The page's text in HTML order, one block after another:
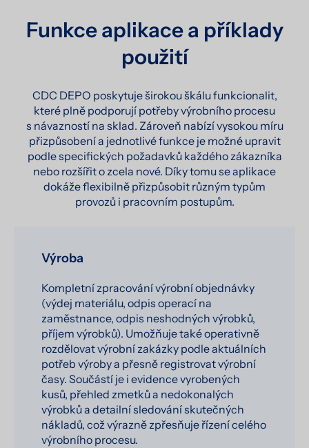
Funkce aplikace a příklady
použití
CDC DEPO poskytuje širokou škálu funkcionalit,
které plně podporují potřeby výrobního procesu
s návazností na sklad. Zároveň nabízí vysokou míru
přizpůsobení a jednotlivé funkce je možné upravit
podle specifických požadavků každého zákazníka
nebo rozšířit o zcela nové. Díky tomu se aplikace
dokáže flexibilně přizpůsobit různým typům
provozů i pracovním postupům.
Výroba
Kompletní zpracování výrobní objednávky
(výdej materiálu, odpis operací na
zaměstnance, odpis neshodných výrobků,
příjem výrobků). Umožňuje také operativně
rozdělovat výrobní zakázky podle aktuálních
potřeb výroby a přesně registrovat výrobní
časy. Součástí je i evidence vyrobených
kusů, přehled zmetků a nedokonalých
výrobků a detailní sledování skutečných
nákladů, což výrazně zpřesňuje řízení celého
výrobního procesu.